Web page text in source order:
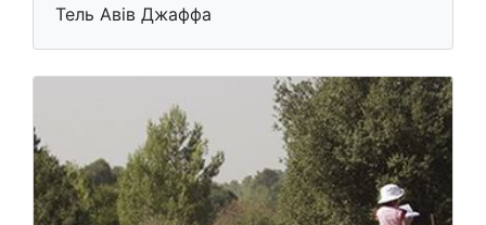
Тель Авів Джаффа